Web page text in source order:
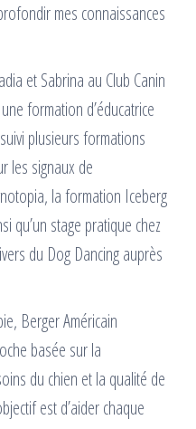
mes connaissances
et Sabrina au Club Canin
formation d’éducatrice
plusieurs formations
les signaux de
la formation Iceberg
qu’un stage pratique chez
du Dog Dancing auprès
Berger Américain
basée sur la
du chien et la qualité de
est d’aider chaque